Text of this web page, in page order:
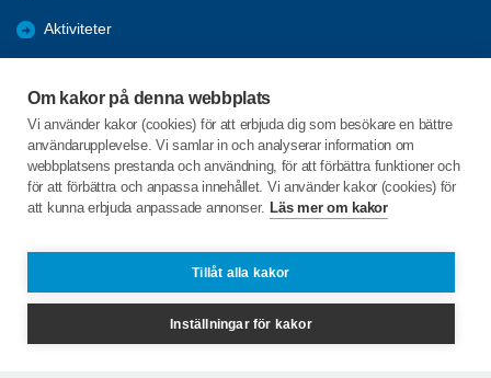
Om kakor på denna webbplats
Vi använder kakor (cookies) för att erbjuda dig som besökare en bättre
användarupplevelse. Vi samlar in och analyserar information om
webbplatsens prestanda och användning, för att förbättra funktioner och
för att förbättra och anpassa innehållet. Vi använder kakor (cookies) för
att kunna erbjuda anpassade annonser. Läs mer om kakor
Tillåt alla kakor
Inställningar för kakor
Aktiviteter
Hänt under året
Samhälls information
C/o:Barbara Kabacinski Hallström
mariewestling.vallby@gmail.com